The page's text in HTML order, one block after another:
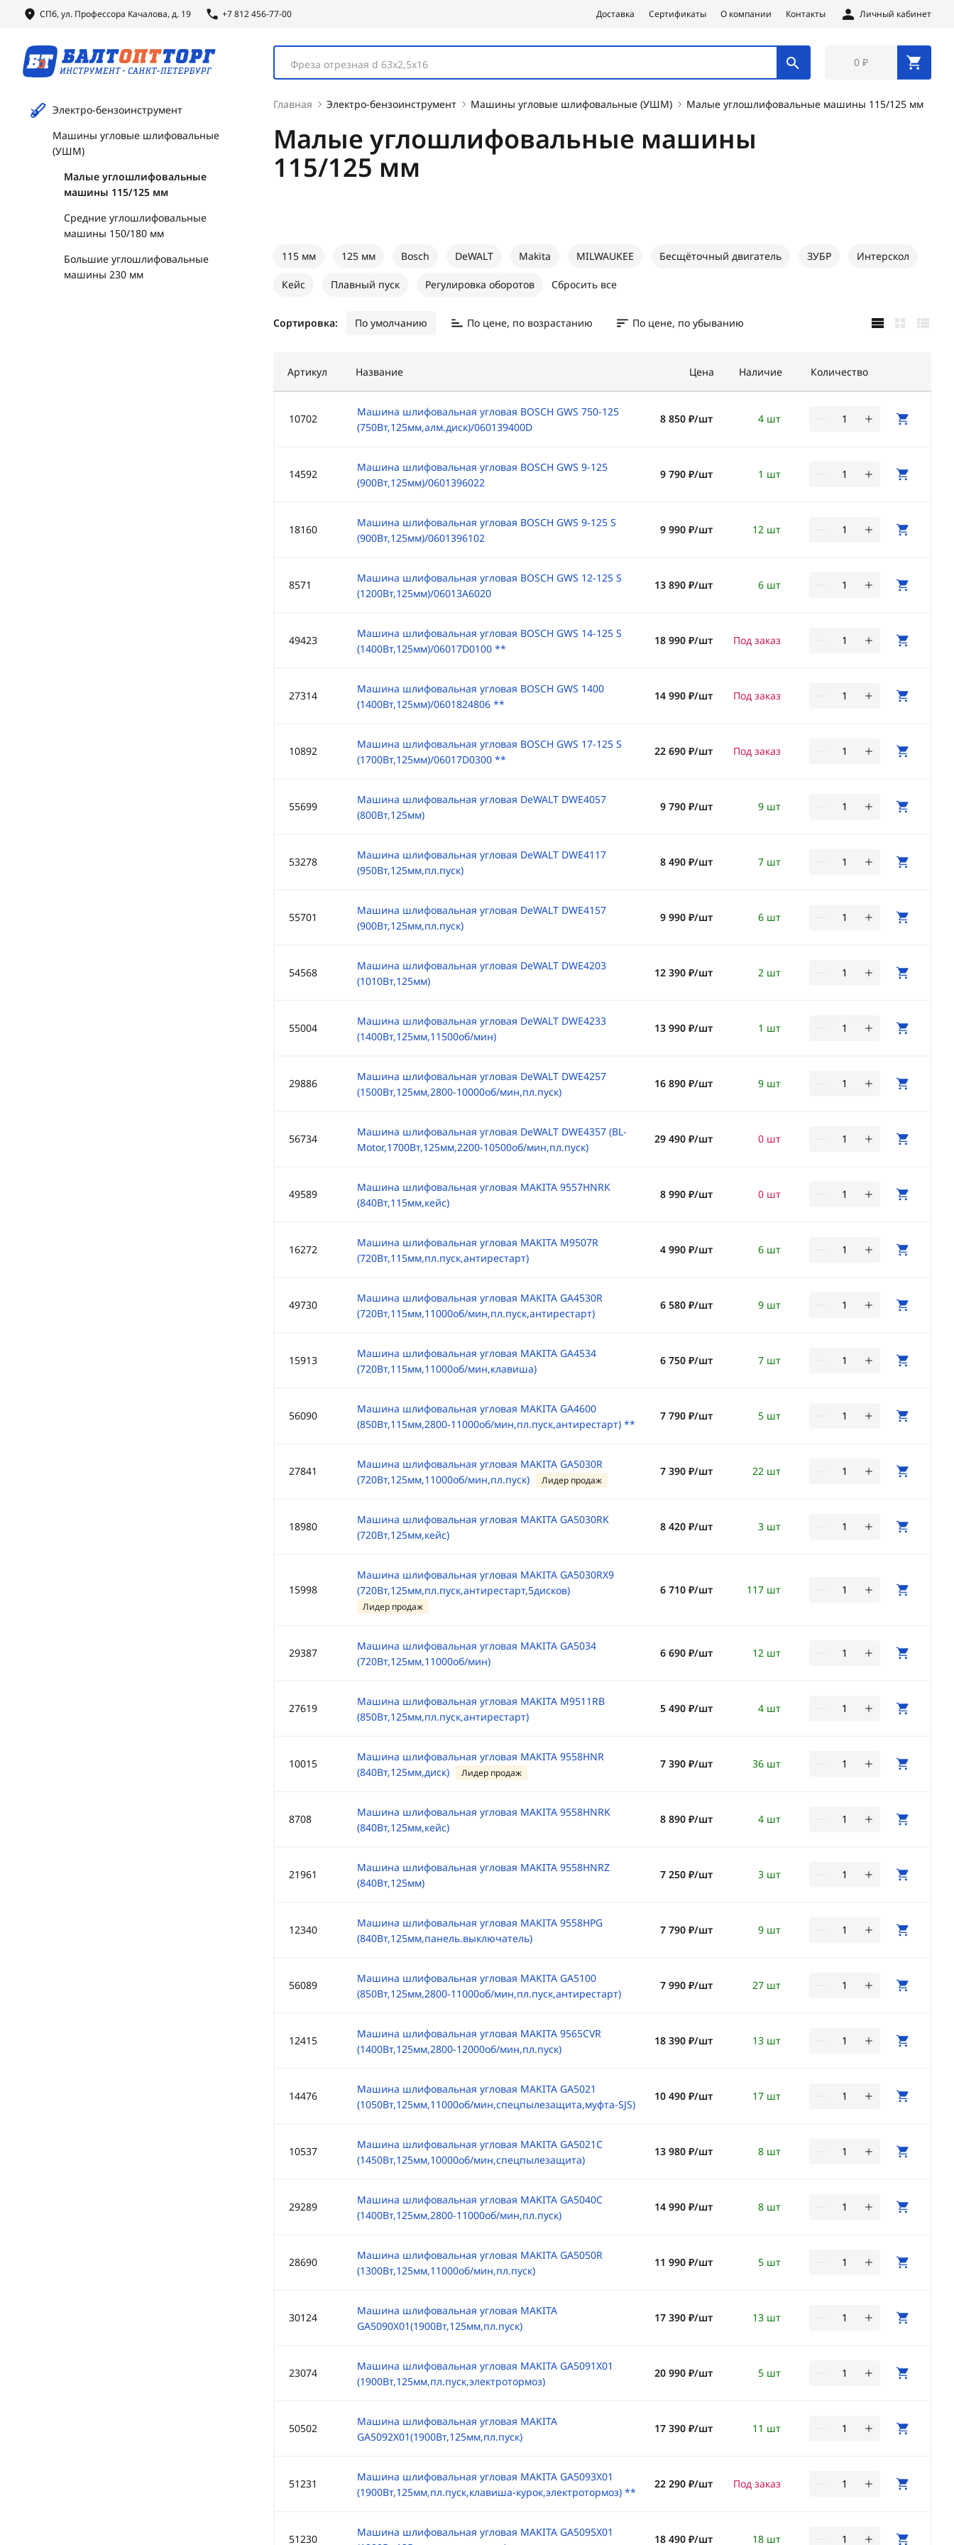
СПб, ул. Профессора Качалова, д. 19 +7 812 456-77-00 Доставка Сертификаты О компании Контакты Личный кабинет
Фреза отрезная d 63х2,5х16 0 ₽
Электро-бензоинструмент
Машины угловые шлифовальные
(УШМ)
Малые углошлифовальные
машины 115/125 мм
Средние углошлифовальные
машины 150/180 мм
Большие углошлифовальные
машины 230 мм
Главная Электро-бензоинструмент Машины угловые шлифовальные (УШМ) Малые углошлифовальные машины 115/125 мм
Малые углошлифовальные машины
115/125 мм
115 мм 125 мм Bosch DeWALT Makita MILWAUKEE Бесщёточный двигатель ЗУБР Интерскол
Кейс Плавный пуск Регулировка оборотов Сбросить все
Сортировка: По умолчанию По цене, по возрастанию По цене, по убыванию
Артикул Название Цена Наличие Количество
10702
Машина шлифовальная угловая BOSCH GWS 750-125
(750Вт,125мм,алм.диск)/060139400D
4 шт
8 850 ₽/шт
14592
Машина шлифовальная угловая BOSCH GWS 9-125
(900Вт,125мм)/0601396022
1 шт
9 790 ₽/шт
18160
Машина шлифовальная угловая BOSCH GWS 9-125 S
(900Вт,125мм)/0601396102
12 шт
9 990 ₽/шт
8571
Машина шлифовальная угловая BOSCH GWS 12-125 S
(1200Вт,125мм)/06013A6020
6 шт
13 890 ₽/шт
49423
Машина шлифовальная угловая BOSCH GWS 14-125 S
(1400Вт,125мм)/06017D0100 **
Под заказ
18 990 ₽/шт
27314
Машина шлифовальная угловая BOSCH GWS 1400
(1400Вт,125мм)/0601824806 **
Под заказ
14 990 ₽/шт
10892
Машина шлифовальная угловая BOSCH GWS 17-125 S
(1700Вт,125мм)/06017D0300 **
Под заказ
22 690 ₽/шт
55699
Машина шлифовальная угловая DeWALT DWE4057
(800Вт,125мм)
9 шт
9 790 ₽/шт
53278
Машина шлифовальная угловая DeWALT DWE4117
(950Вт,125мм,пл.пуск)
7 шт
8 490 ₽/шт
55701
Машина шлифовальная угловая DeWALT DWE4157
(900Вт,125мм,пл.пуск)
6 шт
9 990 ₽/шт
54568
Машина шлифовальная угловая DeWALT DWE4203
(1010Вт,125мм)
2 шт
12 390 ₽/шт
55004
Машина шлифовальная угловая DeWALT DWE4233
(1400Вт,125мм,11500об/мин)
1 шт
13 990 ₽/шт
29886
Машина шлифовальная угловая DeWALT DWE4257
(1500Вт,125мм,2800-10000об/мин,пл.пуск)
9 шт
16 890 ₽/шт
56734
Машина шлифовальная угловая DeWALT DWE4357 (BL-
Motor,1700Вт,125мм,2200-10500об/мин,пл.пуск)
0 шт
29 490 ₽/шт
49589
Машина шлифовальная угловая MAKITA 9557HNRK
(840Вт,115мм,кейс)
0 шт
8 990 ₽/шт
16272
Машина шлифовальная угловая MAKITA M9507R
(720Вт,115мм,пл.пуск,антирестарт)
6 шт
4 990 ₽/шт
49730
Машина шлифовальная угловая MAKITA GA4530R
(720Вт,115мм,11000об/мин,пл.пуск,антирестарт)
9 шт
6 580 ₽/шт
15913
Машина шлифовальная угловая MAKITA GA4534
(720Вт,115мм,11000об/мин,клавиша)
7 шт
6 750 ₽/шт
56090
Машина шлифовальная угловая MAKITA GA4600
(850Вт,115мм,2800-11000об/мин,пл.пуск,антирестарт) **
5 шт
7 790 ₽/шт
27841
Машина шлифовальная угловая MAKITA GA5030R
(720Вт,125мм,11000об/мин,пл.пуск)
Лидер продаж
22 шт
7 390 ₽/шт
18980
Машина шлифовальная угловая MAKITA GA5030RK
(720Вт,125мм,кейс)
3 шт
8 420 ₽/шт
15998
Машина шлифовальная угловая MAKITA GA5030RX9
(720Вт,125мм,пл.пуск,антирестарт,5дисков)
Лидер продаж
117 шт
6 710 ₽/шт
29387
Машина шлифовальная угловая MAKITA GA5034
(720Вт,125мм,11000об/мин)
12 шт
6 690 ₽/шт
27619
Машина шлифовальная угловая MAKITA M9511RB
(850Вт,125мм,пл.пуск,антирестарт)
4 шт
5 490 ₽/шт
10015
Машина шлифовальная угловая MAKITA 9558HNR
(840Вт,125мм,диск)
Лидер продаж
36 шт
7 390 ₽/шт
8708
Машина шлифовальная угловая MAKITA 9558HNRK
(840Вт,125мм,кейс)
4 шт
8 890 ₽/шт
21961
Машина шлифовальная угловая MAKITA 9558HNRZ
(840Вт,125мм)
3 шт
7 250 ₽/шт
12340
Машина шлифовальная угловая MAKITA 9558HPG
(840Вт,125мм,панель.выключатель)
9 шт
7 790 ₽/шт
56089
Машина шлифовальная угловая MAKITA GA5100
(850Вт,125мм,2800-11000об/мин,пл.пуск,антирестарт)
27 шт
7 990 ₽/шт
12415
Машина шлифовальная угловая MAKITA 9565CVR
(1400Вт,125мм,2800-12000об/мин,пл.пуск)
13 шт
18 390 ₽/шт
14476
Машина шлифовальная угловая MAKITA GA5021
(1050Вт,125мм,11000об/мин,спецпылезащита,муфта-SJS)
17 шт
10 490 ₽/шт
10537
Машина шлифовальная угловая MAKITA GA5021C
(1450Вт,125мм,10000об/мин,спецпылезащита)
8 шт
13 980 ₽/шт
29289
Машина шлифовальная угловая MAKITA GA5040С
(1400Вт,125мм,2800-11000об/мин,пл.пуск)
8 шт
14 990 ₽/шт
28690
Машина шлифовальная угловая MAKITA GA5050R
(1300Вт,125мм,11000об/мин,пл.пуск)
5 шт
11 990 ₽/шт
30124
Машина шлифовальная угловая MAKITA
GA5090X01(1900Вт,125мм,пл.пуск)
13 шт
17 390 ₽/шт
23074
Машина шлифовальная угловая MAKITA GA5091X01
(1900Вт,125мм,пл.пуск,электротормоз)
5 шт
20 990 ₽/шт
50502
Машина шлифовальная угловая MAKITA
GA5092X01(1900Вт,125мм,пл.пуск)
11 шт
17 390 ₽/шт
51231
Машина шлифовальная угловая MAKITA GA5093X01
(1900Вт,125мм,пл.пуск,клавиша-курок,электротормоз) **
Под заказ
22 290 ₽/шт
51230
Машина шлифовальная угловая MAKITA GA5095X01
18 шт
18 490 ₽/шт